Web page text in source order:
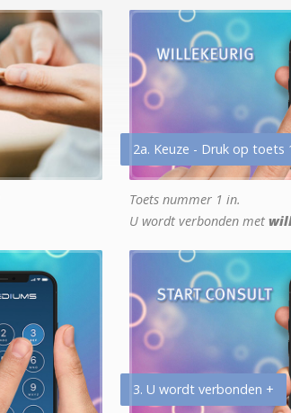
2a. Keuze - Druk op toets
Toets nummer 1 in.
U wordt verbonden met
3. U wordt verbonden +